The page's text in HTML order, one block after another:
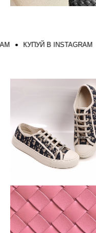
КУПУЙ В INSTAGRAM